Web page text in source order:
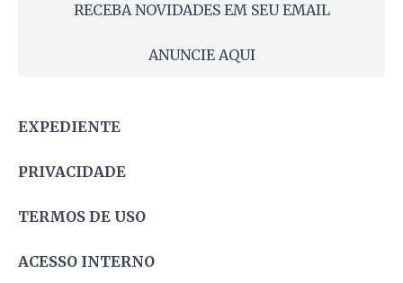
RECEBA NOVIDADES EM SEU EMAIL
ANUNCIE AQUI
EXPEDIENTE
PRIVACIDADE
TERMOS DE USO
ACESSO INTERNO